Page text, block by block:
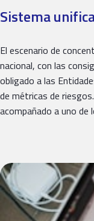
Sistema
El escenario de
nacional, con las
obligado a las
de métricas de
acompañado a uno de